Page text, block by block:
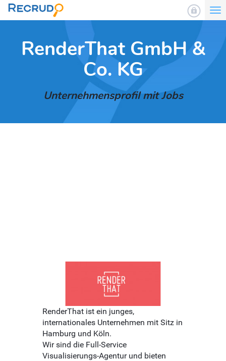
RenderThat GmbH &
Co. KG
Unternehmensprofil mit Jobs
RenderThat ist ein junges,
internationales Unternehmen mit Sitz in
Hamburg und Köln.
Wir sind die Full-Service
Visualisierungs-Agentur und bieten